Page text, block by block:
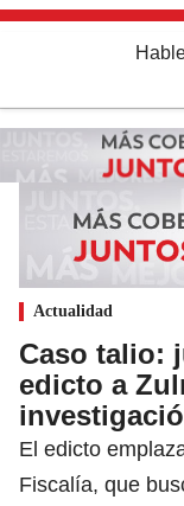
Actualidad
Caso talio:
edicto a
El edicto
Fiscalía, que